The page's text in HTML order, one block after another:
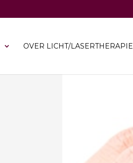
OVER LICHT/LASERTHERAPIE